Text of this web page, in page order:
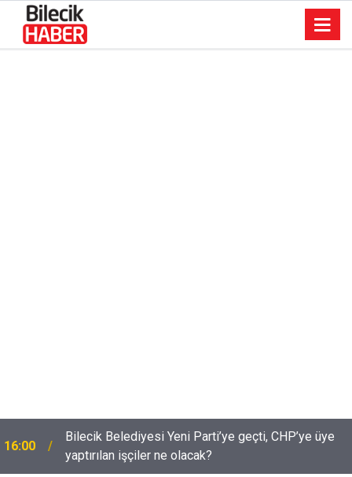
16:00
Bilecik Belediyesi Yeni Parti’ye geçti, CHP’ye üye
yaptırılan işçiler ne olacak?